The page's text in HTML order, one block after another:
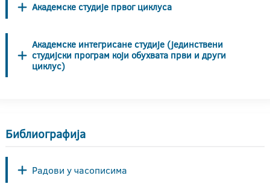
Академске студије првог циклуса
Академске интегрисане студије (јединствени
студијски програм који обухвата први и други
циклус)
Библиографија
Радови у часописима